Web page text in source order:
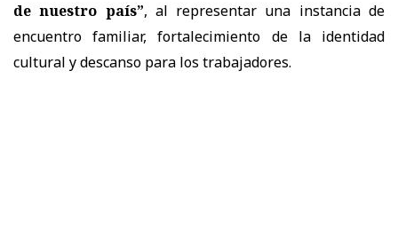
de nuestro país”, al representar una instancia de
encuentro familiar, fortalecimiento de la identidad
cultural y descanso para los trabajadores.